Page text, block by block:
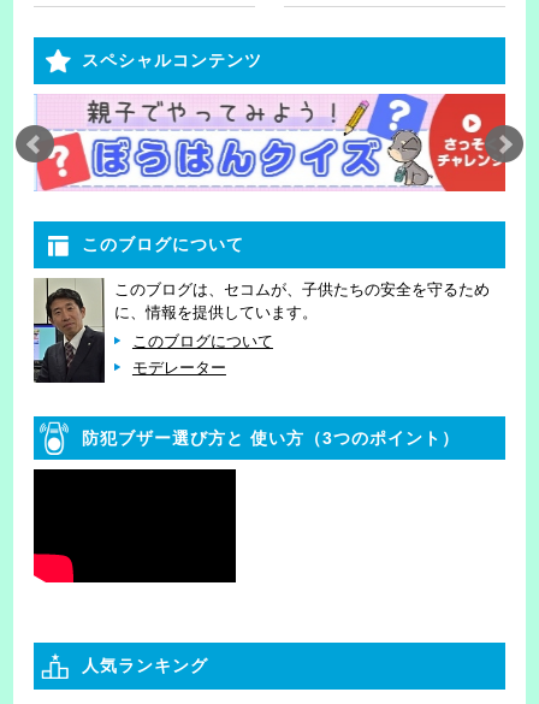
スペシャルコンテンツ
このブログについて
このブログは、セコムが、子供たちの安全を守るため
に、情報を提供しています。
このブログについて
モデレーター
防犯ブザー選び方と 使い方（3つのポイント）
人気ランキング